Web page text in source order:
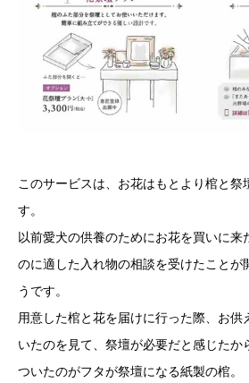
このサービスは、お花はもとより棺と祭
す。
以前愛犬の供養のためにお花を買いに来
のに適した入れ物の相談を受けたことが
うです。
用意した棺と花を届けに行った際、お供
いたのを見て、祭壇が必要だと感じたか
ついたのがフタが祭壇になる紙製の棺。